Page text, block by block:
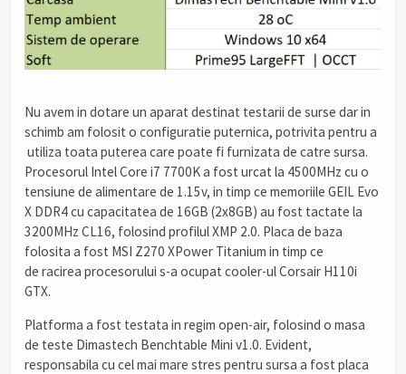
Nu avem in dotare un aparat destinat testarii de surse dar in
schimb am folosit o configuratie puternica, potrivita pentru a
utiliza toata puterea care poate fi furnizata de catre sursa.
Procesorul Intel Core i7 7700K a fost urcat la 4500MHz cu o
tensiune de alimentare de 1.15v, in timp ce memoriile GEIL Evo
X DDR4 cu capacitatea de 16GB (2x8GB) au fost tactate la
3200MHz CL16, folosind profilul XMP 2.0. Placa de baza
folosita a fost MSI Z270 XPower Titanium in timp ce
de racirea procesorului s-a ocupat cooler-ul Corsair H110i
GTX.
Platforma a fost testata in regim open-air, folosind o masa
de teste Dimastech Benchtable Mini v1.0. Evident,
responsabila cu cel mai mare stres pentru sursa a fost placa